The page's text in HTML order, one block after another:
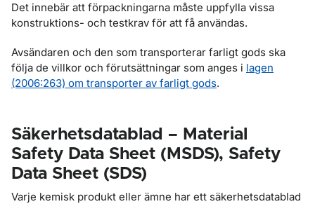
Det innebär att förpackningarna måste uppfylla vissa
konstruktions- och testkrav för att få användas.
Avsändaren och den som transporterar farligt gods ska
följa de villkor och förutsättningar som anges i lagen
(2006:263) om transporter av farligt gods.
Säkerhetsdatablad – Material
Safety Data Sheet (MSDS), Safety
Data Sheet (SDS)
Varje kemisk produkt eller ämne har ett säkerhetsdatablad